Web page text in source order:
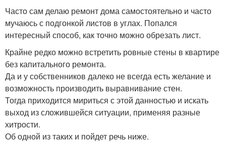
Часто сам делаю ремонт дома самостоятельно и часто
мучаюсь с подгонкой листов в углах. Попался
интересный способ, как точно можно обрезать лист.
Крайне редко можно встретить ровные стены в квартире
без капитального ремонта.
Да и у собственников далеко не всегда есть желание и
возможность производить выравнивание стен.
Тогда приходится мириться с этой данностью и искать
выход из сложившейся ситуации, применяя разные
хитрости.
Об одной из таких и пойдет речь ниже.